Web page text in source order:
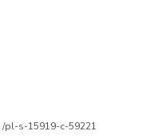
pl-s-15919-c-59221